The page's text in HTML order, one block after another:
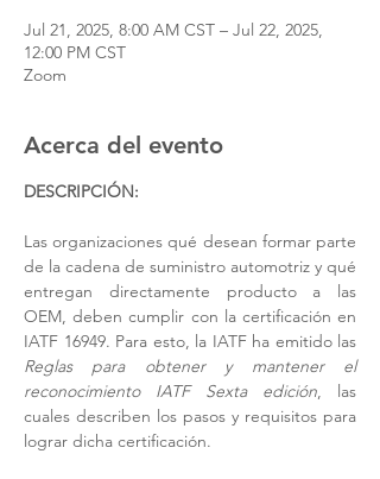
Jul 21, 2025, 8:00 AM CST – Jul 22, 2025,
12:00 PM CST
Zoom
Acerca del evento
DESCRIPCIÓN:
Las organizaciones qué desean formar parte
de la cadena de suministro automotriz y qué
entregan directamente producto a las
OEM, deben cumplir con la certificación en
Reglas para obtener y mantener el
reconocimiento IATF
Sexta edición, las
cuales describen los pasos y requisitos para
lograr dicha certificación.